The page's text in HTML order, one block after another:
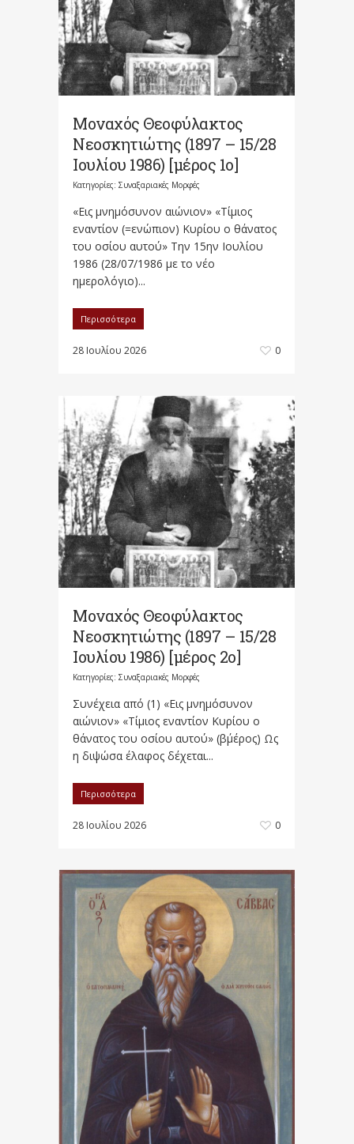
Μοναχός Θεοφύλακτος
Νεοσκητιώτης (1897 – 15/28
Ιουλίου 1986) [μέρος 1ο]
Κατηγορίες: Συναξαριακές Μορφές
«Εις μνημόσυνον αιώνιον» «Τίμιος
εναντίον (=ενώπιον) Κυρίου ο θάνατος
του οσίου αυτού» Την 15ην Ιουλίου
1986 (28/07/1986 με το νέο
ημερολόγιο)...
Περισσότερα
28 Ιουλίου 2026 0
Μοναχός Θεοφύλακτος
Νεοσκητιώτης (1897 – 15/28
Ιουλίου 1986) [μέρος 2ο]
Κατηγορίες: Συναξαριακές Μορφές
Συνέχεια από (1) «Εις μνημόσυνον
αιώνιον» «Τίμιος εναντίον Κυρίου ο
θάνατος του οσίου αυτού» (β΄μέρος) Ως
η διψώσα έλαφος δέχεται...
Περισσότερα
28 Ιουλίου 2026 0